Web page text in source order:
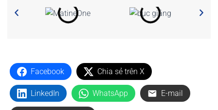
Facebook Chia sẻ trên X
LinkedIn WhatsApp E-mail